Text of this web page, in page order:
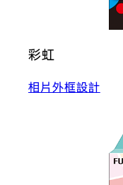
彩虹
相片外框設計